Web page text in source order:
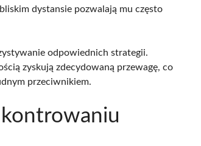
dystansie pozwalają mu często
odpowiednich strategii.
zyskują zdecydowaną przewagę, co
przeciwnikiem.